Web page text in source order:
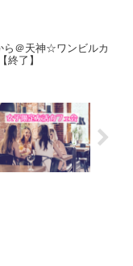
ら＠天神☆ワンビルカ
了】